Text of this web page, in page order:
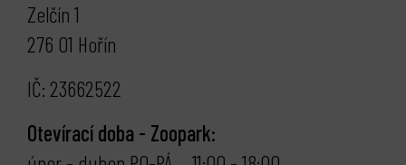
Zelčín 1
276 01 Hořín
IČ: 23662522
Otevírací doba - Zoopark: